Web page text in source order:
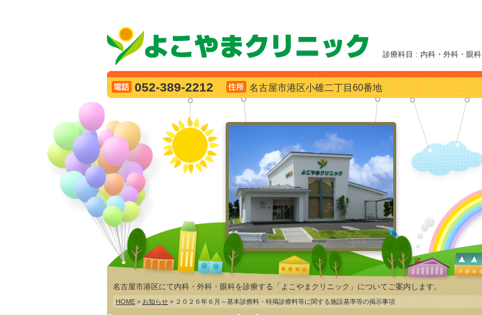
診療科目 : 内科・外科・眼科
052-389-2212 名古屋市港区小碓二丁目60番地
名古屋市港区にて内科・外科・眼科を診療する「よこやまクリニック」についてご案内します。
HOME > お知らせ > ２０２６年６月～基本診療料・特掲診療料等に関する施設基準等の掲示事項